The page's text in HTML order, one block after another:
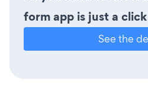
form app is just a
See the